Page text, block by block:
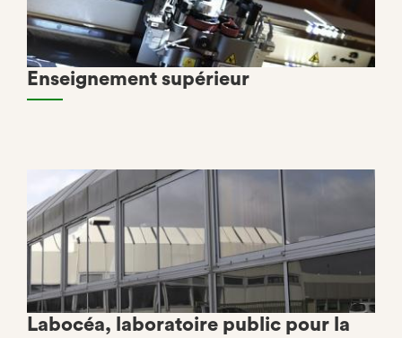
Enseignement supérieur
Labocéa, laboratoire public pour la